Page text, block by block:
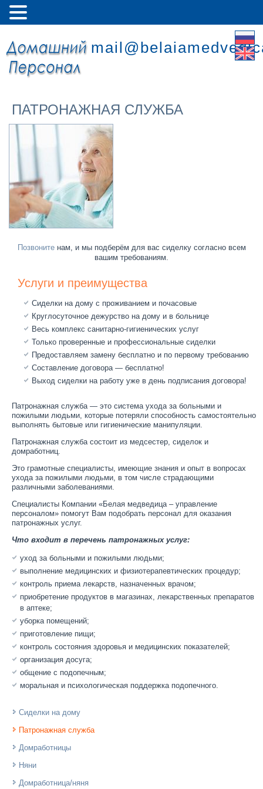
ПАТРОНАЖНАЯ СЛУЖБА
Позвонитенам, и мы подберём для вас сиделку согласно всем
вашим требованиям.
Услуги и преимущества
Сиделки на дому с проживанием и почасовые
Круглосуточное дежурство на дому и в больнице
Весь комплекс санитарно-гигиенических услуг
Только проверенные и профессиональные сиделки
Предоставляем замену бесплатно и по первому требованию
Составление договора — бесплатно!
Выход сиделки на работу уже в день подписания договора!
Патронажная служба — это система ухода за больными и
пожилыми людьми, которые потеряли способность самостоятельно
выполнять бытовые или гигиенические манипуляции.
Патронажная служба состоит из медсестер, сиделок и
домработниц.
Это грамотные специалисты, имеющие знания и опыт в вопросах
ухода за пожилыми людьми, в том числе страдающими
различными заболеваниями.
Специалисты Компании «Белая медведица – управление
персоналом» помогут Вам подобрать персонал для оказания
патронажных услуг.
Что входит в перечень патронажных услуг:
уход за больными и пожилыми людьми;
выполнение медицинских и физиотерапевтических процедур;
контроль приема лекарств, назначенных врачом;
приобретение продуктов в магазинах, лекарственных препаратов
в аптеке;
уборка помещений;
приготовление пищи;
контроль состояния здоровья и медицинских показателей;
организация досуга;
общение с подопечным;
моральная и психологическая поддержка подопечного.
Сиделки на дому
Патронажная служба
Домработницы
Няни
Домработница/няня